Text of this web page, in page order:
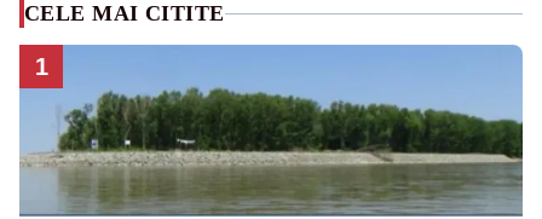
CELE MAI CITITE
1